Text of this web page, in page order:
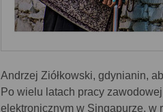
Andrzej Ziółkowski, gdynianin,
Po wielu latach pracy
elektronicznym w Singapurze, w